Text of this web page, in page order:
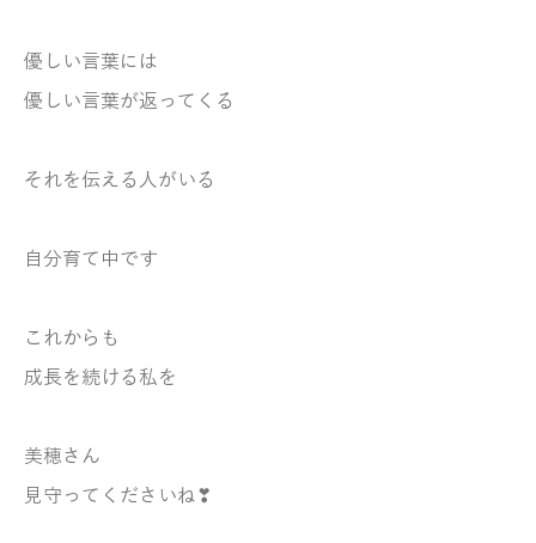
優しい言葉には
優しい言葉が返ってくる
それを伝える人がいる
自分育て中です
これからも
成長を続ける私を
美穂さん
見守ってくださいね❣